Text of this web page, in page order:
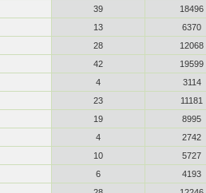
39 18496
13 6370
28 12068
42 19599
4 3114
23 11181
19 8995
4 2742
10 5727
6 4193